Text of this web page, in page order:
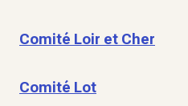
Comité Loir et Cher
Comité Lot